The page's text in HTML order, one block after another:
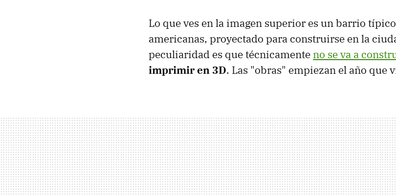
Lo que ves en la imagen superior es un barrio
americanas, proyectado para construirse en la
peculiaridad es que técnicamente no se va a
imprimir en 3D. Las "obras" empiezan el año que